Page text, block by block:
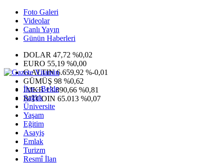
Foto Galeri
Videolar
Canlı Yayın
Günün Haberleri
DOLAR 47,72 %0,02
EURO 55,19 %0,00
G.ALTIN6.659,92 %-0,01
GÜMÜŞ 98 %0,62
IMKB13.890,66 %0,81
BITCOIN 65.013 %0,07
İlçe - Belde
Sağlık
Üniversite
Yaşam
Eğitim
Asayiş
Emlak
Turizm
Resmî İlan